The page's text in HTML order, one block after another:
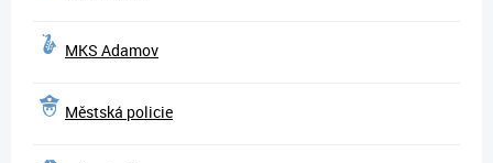
MKS Adamov
Městská policie